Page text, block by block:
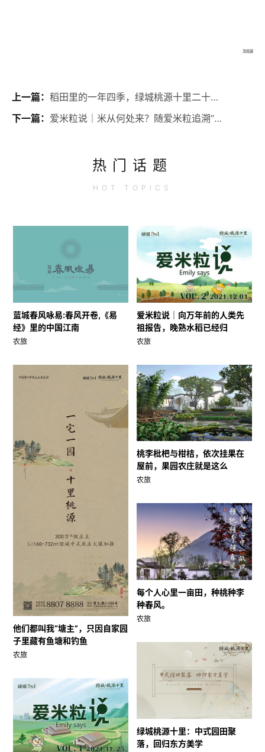
次阅读
上一篇：
稻田里的一年四季，绿城桃源十里二十四节气海报
下一篇：
爱米粒说｜米从何处来？随爱米粒追溯“米”的上古家谱
热门话题
HOT TOPICS
蓝城春风咏易:春风开卷,《易
经》里的中国江南
农旅
爱米粒说｜向万年前的人类先
祖报告，晚熟水稻已经归
农旅
他们都叫我“塘主”，只因自家园
子里藏有鱼塘和钓鱼
农旅
桃李枇杷与柑桔，依次挂果在
屋前，果园农庄就是这么
农旅
每个人心里一亩田，种桃种李
种春风。
农旅
绿城桃源十里：中式园田聚
落，回归东方美学